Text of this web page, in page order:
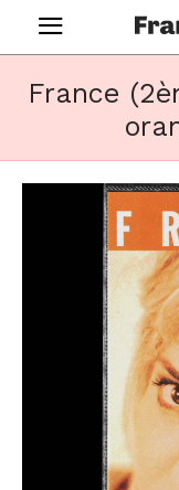
France